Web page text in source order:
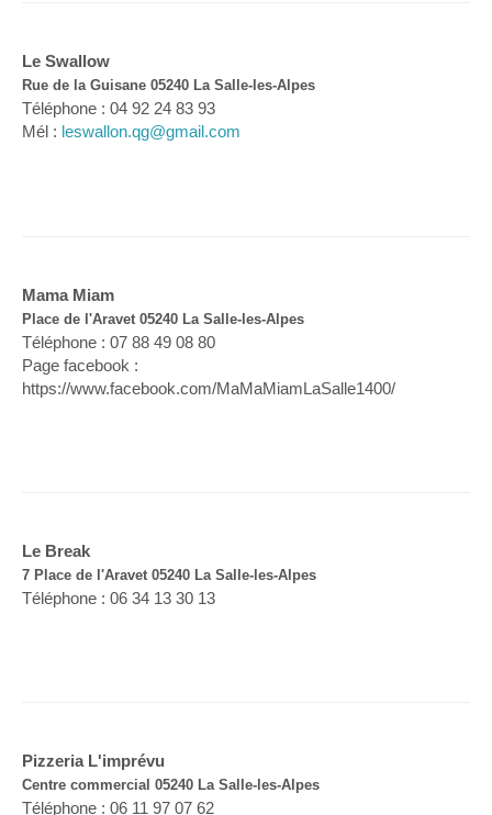
Le Swallow
Rue de la Guisane 05240 La Salle-les-Alpes
Téléphone : 04 92 24 83 93
Mél : leswallon.qg@gmail.com
Mama Miam
Place de l'Aravet 05240 La Salle-les-Alpes
Téléphone : 07 88 49 08 80
Page facebook :
https://www.facebook.com/MaMaMiamLaSalle1400/
Le Break
7 Place de l'Aravet 05240 La Salle-les-Alpes
Téléphone : 06 34 13 30 13
Pizzeria L'imprévu
Centre commercial 05240 La Salle-les-Alpes
Téléphone : 06 11 97 07 62